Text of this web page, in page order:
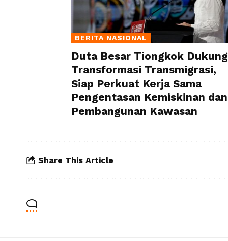
BERITA NASIONAL
Duta Besar Tiongkok Dukung
Transformasi Transmigrasi,
Siap Perkuat Kerja Sama
Pengentasan Kemiskinan dan
Pembangunan Kawasan
Share This Article